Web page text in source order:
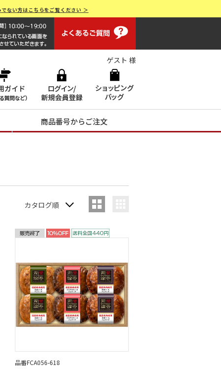
ない方はこちらをご覧ください ＞
画面操作で困ったらお電話でサポート 0120-551928 [
ゲスト 様
商品番号からご注文
カタログ順
品番FCA056-618